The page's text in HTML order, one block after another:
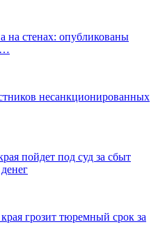
на стенах: опубликованы
несанкционированных
пойдет под суд за сбыт
грозит тюремный срок за